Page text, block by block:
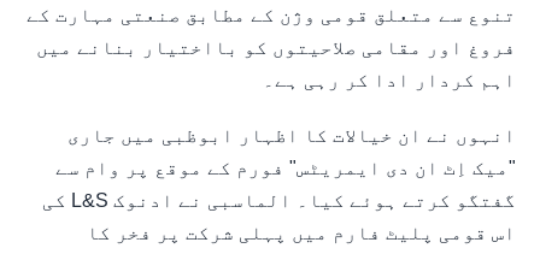
تنوع سے متعلق قومی وژن کے مطابق صنعتی مہارت کے
فروغ اور مقامی صلاحیتوں کو بااختیار بنانے میں
اہم کردار ادا کر رہی ہے۔
انہوں نے ان خیالات کا اظہار ابوظبی میں جاری
"میک اِٹ ان دی ایمریٹس" فورم کے موقع پر وام سے
گفتگو کرتے ہوئے کیا۔ الماسبی نے ادنوک L&S کی
اس قومی پلیٹ فارم میں پہلی شرکت پر فخر کا